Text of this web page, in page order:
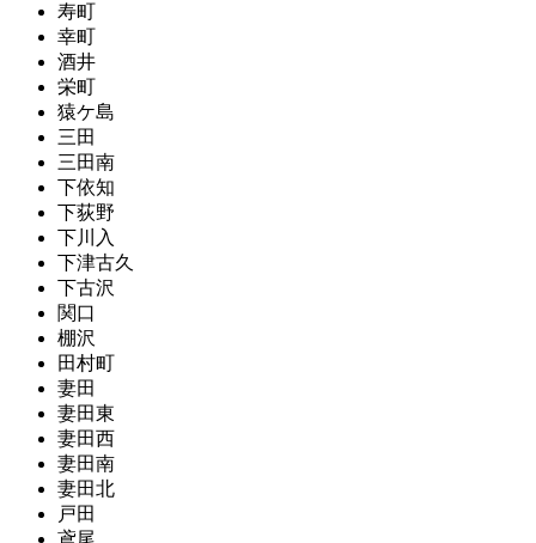
寿町
幸町
酒井
栄町
猿ケ島
三田
三田南
下依知
下荻野
下川入
下津古久
下古沢
関口
棚沢
田村町
妻田
妻田東
妻田西
妻田南
妻田北
戸田
鳶尾